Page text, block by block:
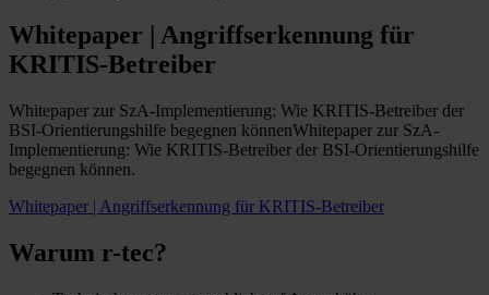
Whitepaper | Angriffserkennung für
KRITIS-Betreiber
Whitepaper zur SzA-Implementierung: Wie KRITIS-Betreiber der
BSI-Orientierungshilfe begegnen könnenWhitepaper zur SzA-
Implementierung: Wie KRITIS-Betreiber der BSI-Orientierungshilfe
begegnen können.
Whitepaper | Angriffserkennung für KRITIS-Betreiber
Warum r-tec?